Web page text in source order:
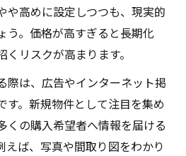
や高めに設定しつつも、現実的
う。価格が高すぎると長期化
リスクが高まります。
際は、広告やインターネット掲
す。新規物件として注目を集め
くの購入希望者へ情報を届ける
えば、写真や間取り図をわかり